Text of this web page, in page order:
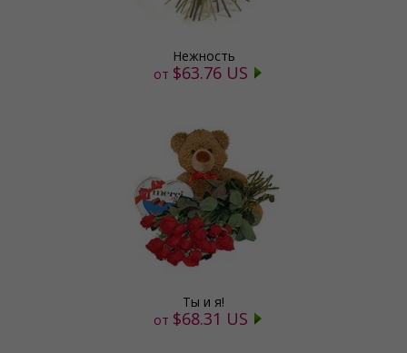
Нежность
от $63.76 US
Ты и я!
от $68.31 US